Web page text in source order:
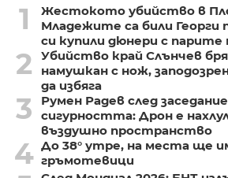
1
Жестокото убийство в
Младежите са били Георги
си купили дюнери с парите
2
Убийство край Слънчев
намушкан с нож,
да избяга
3
Румен Радев след
сигурността: Дрон е
въздушно пространство
4 До 38° утре, на места ще
гръмотевици